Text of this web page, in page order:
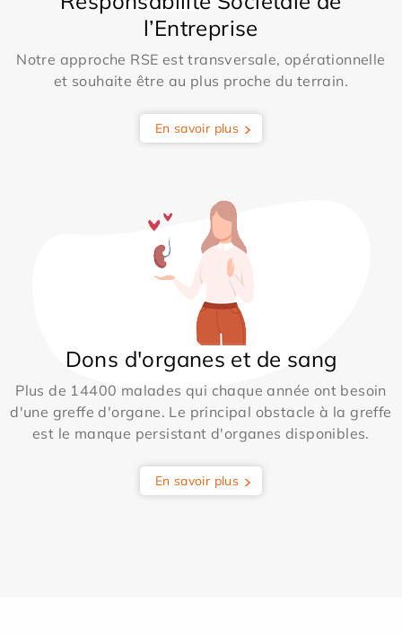
l’Entreprise
Notre approche RSE est transversale, opérationnelle
et souhaite être au plus proche du terrain.
En savoir plus
Dons d'organes et de sang
Plus de 14400 malades qui chaque année ont besoin
d'une greffe d'organe. Le principal obstacle à la greffe
est le manque persistant d'organes disponibles.
En savoir plus